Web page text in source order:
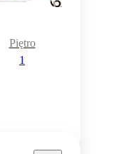
Piętro
1